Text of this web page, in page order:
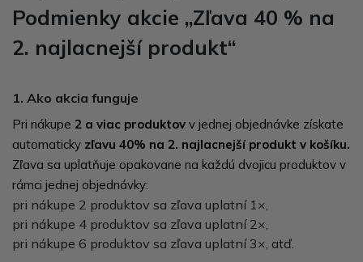
Podmienky akcie „Zľava 40 % na
2. najlacnejší produkt“
1. Ako akcia funguje
Pri nákupe 2 a viac produktov v jednej objednávke získate
automaticky zľavu 40% na 2. najlacnejší produkt v košíku.
Zľava sa uplatňuje opakovane na každú dvojicu produktov v
rámci jednej objednávky:
pri nákupe 2 produktov sa zľava uplatní 1×,
pri nákupe 4 produktov sa zľava uplatní 2×,
pri nákupe 6 produktov sa zľava uplatní 3×, atď.